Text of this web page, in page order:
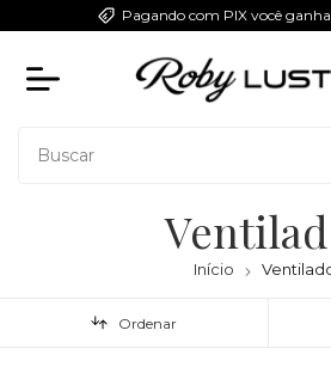
Pagando com PIX você ganha
Início
Ordenar